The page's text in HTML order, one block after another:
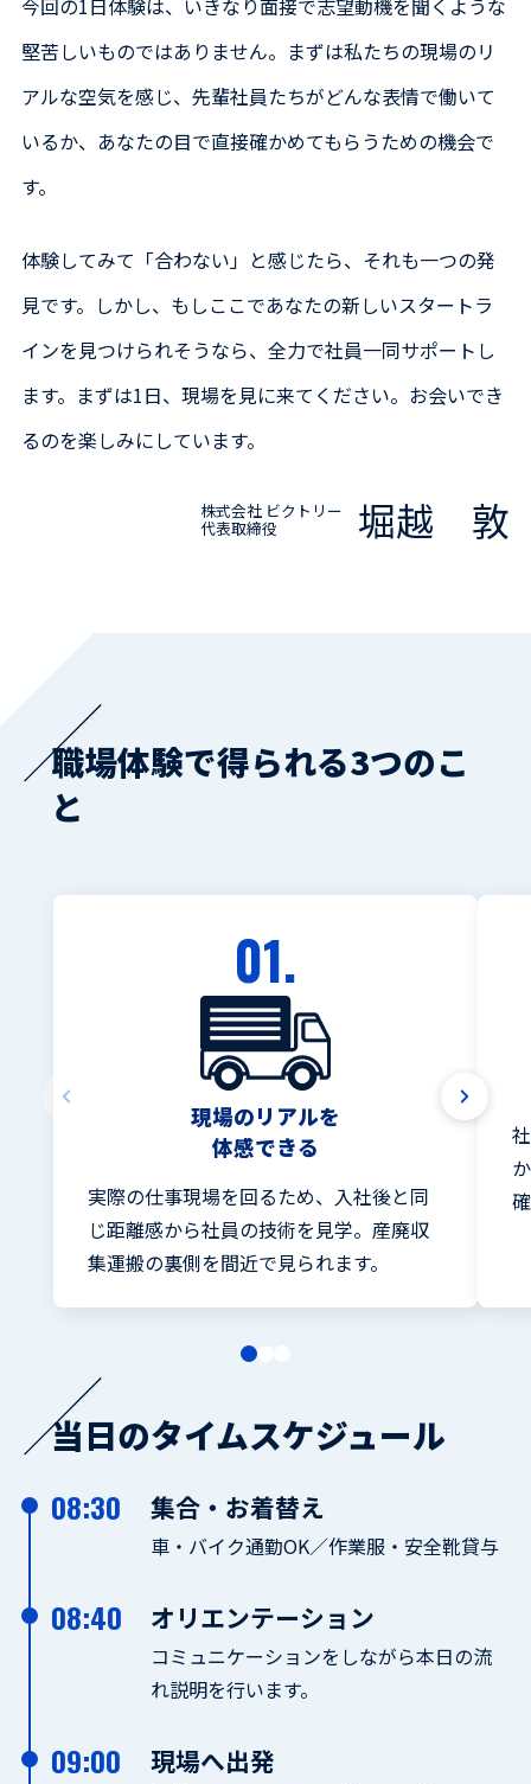
堅苦しいものではありません。まずは私たちの現場のリ
アルな空気を感じ、先輩社員たちがどんな表情で働いて
いるか、あなたの目で直接確かめてもらうための機会で
す。
体験してみて「合わない」と感じたら、それも一つの発
見です。しかし、もしここであなたの新しいスタートラ
インを見つけられそうなら、全力で社員一同サポートし
ます。まずは1日、現場を見に来てください。お会いでき
るのを楽しみにしています。
株式会社 ビクトリー
代表取締役 堀越 敦
職場体験で得られる3つのこ
と
01
現場のリアルを
体感できる
実際の仕事現場を回るため、入社後と同
じ距離感から社員の技術を見学。産廃収
集運搬の裏側を間近で見られます。
当日のタイムスケジュール
08:30 集合・お着替え
車・バイク通勤OK／作業服・安全靴貸与
08:40 オリエンテーション
コミュニケーションをしながら本日の流
れ説明を行います。
09:00 現場へ出発